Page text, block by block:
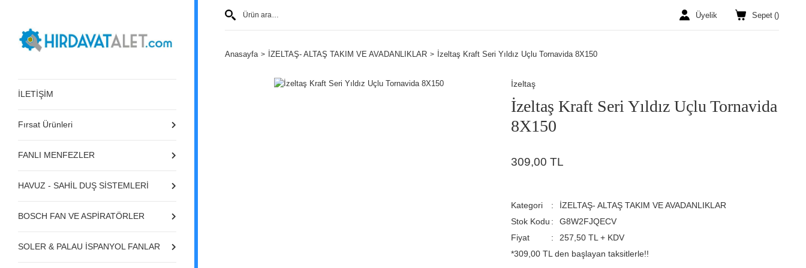
İLETİŞİM
Fırsat Ürünleri
FANLI MENFEZLER
HAVUZ - SAHİL DUŞ SİSTEMLERİ
BOSCH FAN VE ASPİRATÖRLER
SOLER & PALAU İSPANYOL FANLAR
Üyelik Sepet ()
Anasayfa İZELTAŞ- ALTAŞ TAKIM VE AVADANLIKLAR İzeltaş Kraft Seri Yıldız Uçlu Tornavida 8X150
İzeltaş
İzeltaş Kraft Seri Yıldız Uçlu Tornavida
8X150
309,00 TL
Kategori
İZELTAŞ- ALTAŞ TAKIM VE AVADANLIKLAR
Stok Kodu
G8W2FJQECV
Fiyat
257,50 TL + KDV
*309,00 TL den başlayan taksitlerle!!